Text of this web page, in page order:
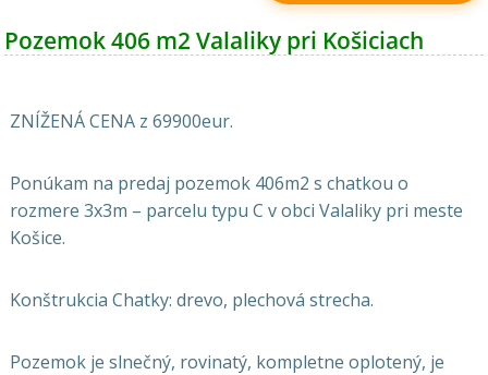
Pozemok 406 m2 Valaliky pri Košiciach
ZNÍŽENÁ CENA z 69900eur.
Ponúkam na predaj pozemok 406m2 s chatkou o
rozmere 3x3m – parcelu typu C v obci Valaliky pri meste
Košice.
Konštrukcia Chatky: drevo, plechová strecha.
Pozemok je slnečný, rovinatý, kompletne oplotený, je